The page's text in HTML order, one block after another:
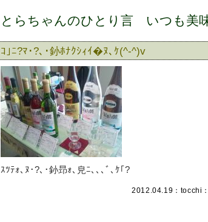
とらちゃんのひとり言 いつも美
ｺ｣ﾆ?ﾏ･?､･釥ﾎﾅｸｼｨｲ�ﾇ､ｹ(^-^)v
ｽﾂﾃｫ､ﾇ･?､･釥昻ｫ､皃ﾆ､､､ﾞ､ｹ｢?
2012.04.19： tocchi